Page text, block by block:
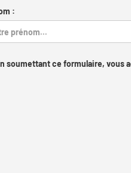
:
soumettant ce formulaire, vous